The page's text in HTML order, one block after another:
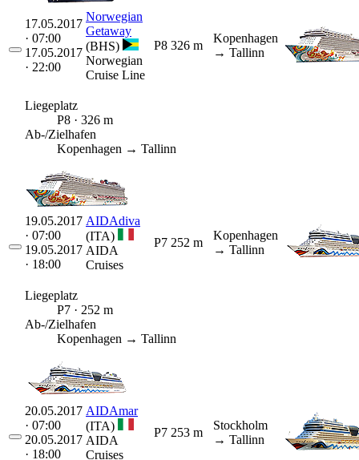
17.05.2017
· 07:00
17.05.2017
· 22:00
Norwegian
Getaway
(BHS)
Norwegian
Cruise Line
P8 326 m
Kopenhagen
→ Tallinn
Liegeplatz
P8 · 326 m
Ab-/Zielhafen
Kopenhagen → Tallinn
19.05.2017
· 07:00
19.05.2017
· 18:00
AIDAdiva
(ITA)
AIDA
Cruises
P7 252 m
Kopenhagen
→ Tallinn
Liegeplatz
P7 · 252 m
Ab-/Zielhafen
Kopenhagen → Tallinn
20.05.2017
· 07:00
20.05.2017
· 18:00
AIDAmar
(ITA)
AIDA
Cruises
P7 253 m
Stockholm
→ Tallinn